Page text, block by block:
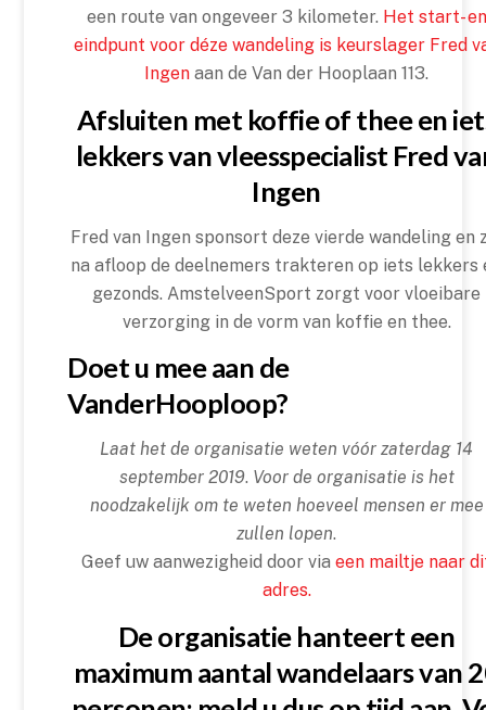
een route van ongeveer 3 kilometer. Het start- en
eindpunt voor déze wandeling is keurslager Fred
Ingen aan de Van der Hooplaan 113.
Afsluiten met koffie of thee en
lekkers van vleesspecialist Fred
Ingen
Fred van Ingen sponsort deze vierde wandeling en
na afloop de deelnemers trakteren op iets lekkers
gezonds. AmstelveenSport zorgt voor vloeibare
verzorging in de vorm van koffie en thee.
Doet u mee aan de
VanderHooploop?
Laat het de organisatie weten vóór zaterdag 14
september 2019. Voor de organisatie is het
noodzakelijk om te weten hoeveel mensen er mee
zullen lopen.
Geef uw aanwezigheid door via een mailtje naar
adres.
De organisatie hanteert een
maximum aantal wandelaars van